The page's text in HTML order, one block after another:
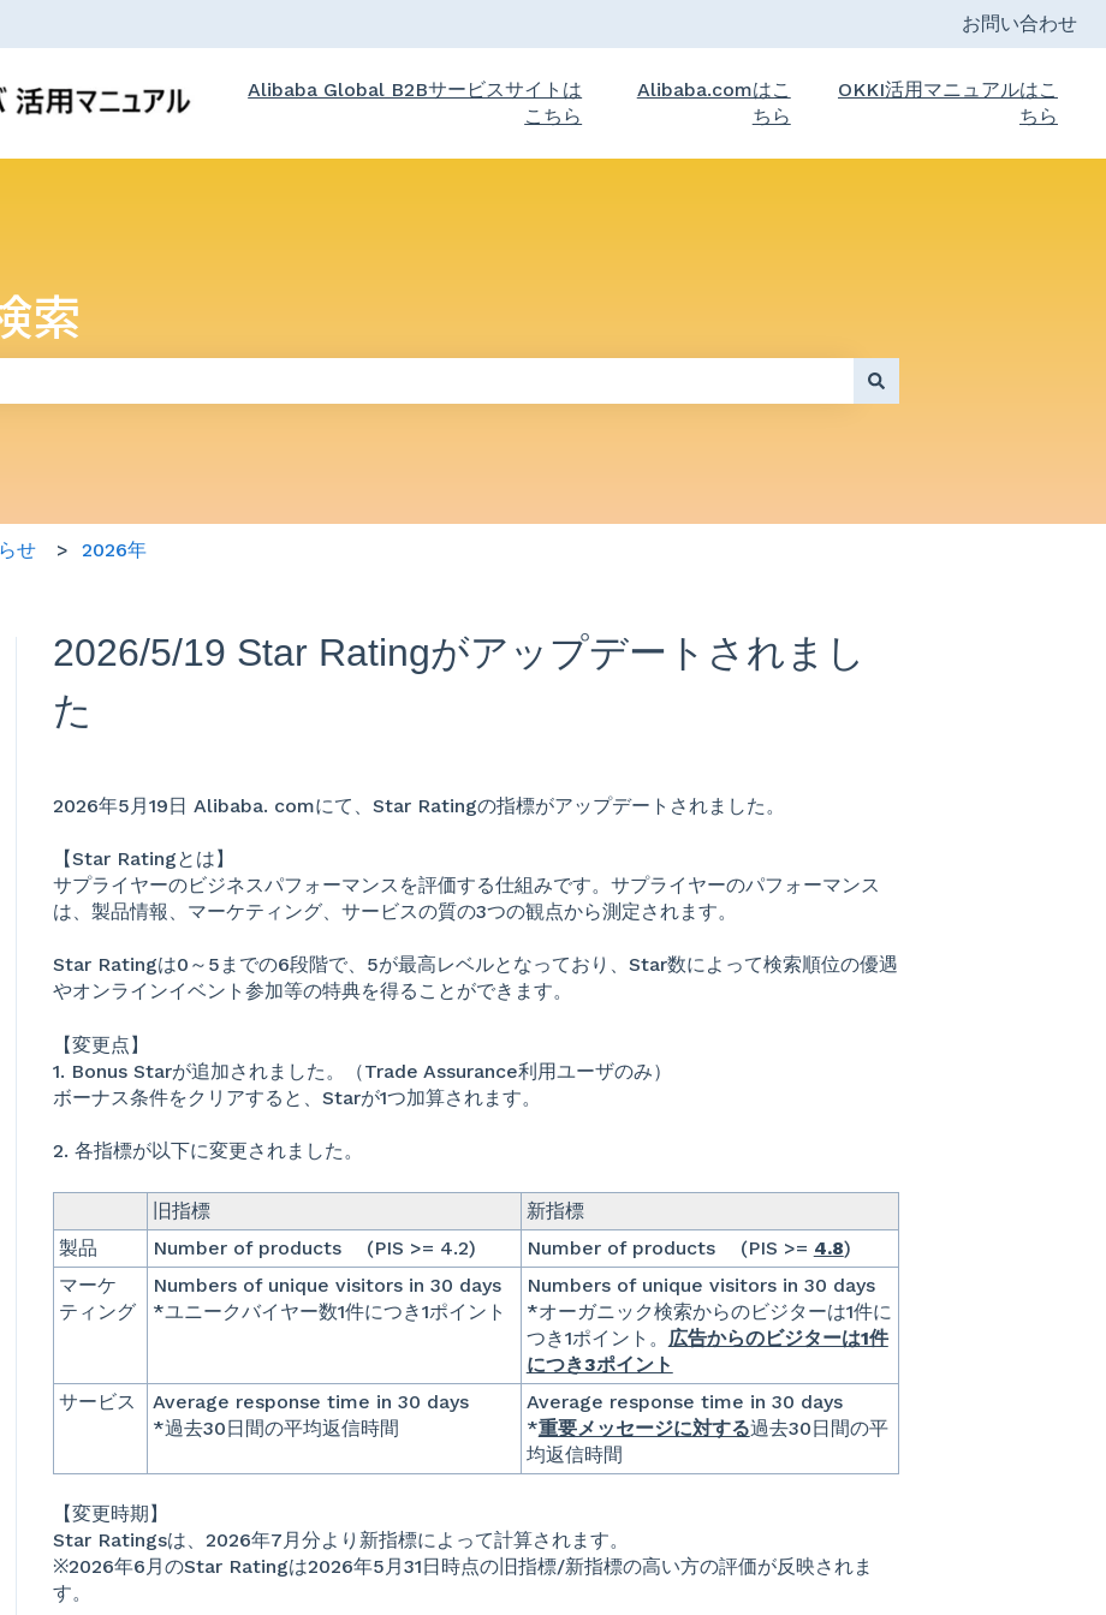
お問い合わせ
Alibaba Global B2Bサービスサイトは
こちら
Alibaba.comはこ
ちら
OKKI活用マニュアルはこ
ちら
索
せ 2026年
2026/5/19 Star Ratingがアップデートされまし
た
2026年5月19日 Alibaba. comにて、Star Ratingの指標がアップデートされました。
【Star Ratingとは】
サプライヤーのビジネスパフォーマンスを評価する仕組みです。サプライヤーのパフォーマンス
は、製品情報、マーケティング、サービスの質の3つの観点から測定されます。
Star Ratingは0～5までの6段階で、5が最高レベルとなっており、Star数によって検索順位の優遇
やオンラインイベント参加等の特典を得ることができます。
​【変更点】
1. Bonus Starが追加されました。（Trade Assurance利用ユーザのみ）
ボーナス条件をクリアすると、Starが1つ加算されます。
2. 各指標が以下に変更されました。
旧指標
新指標
製品
Number of products (PIS >= 4.2) Number of products (PIS >= 4.8)
マーケ
ティング
Numbers of unique visitors in 30 days
*ユニークバイヤー数1件につき1ポイント
Numbers of unique visitors in 30 days
*オーガニック検索からのビジターは1件に
つき1ポイント。 広告からのビジターは1件
につき3ポイント
サービス
Average response time in 30 days
*過去30日間の平均返信時間
Average response time in 30 days
*重要メッセージに対する過去30日間の平
均返信時間
【変更時期】
Star Ratingsは、2026年7月分より新指標によって計算されます。
※2026年6月のStar Ratingは2026年5月31日時点の旧指標/新指標の高い方の評価が反映されま
す。​